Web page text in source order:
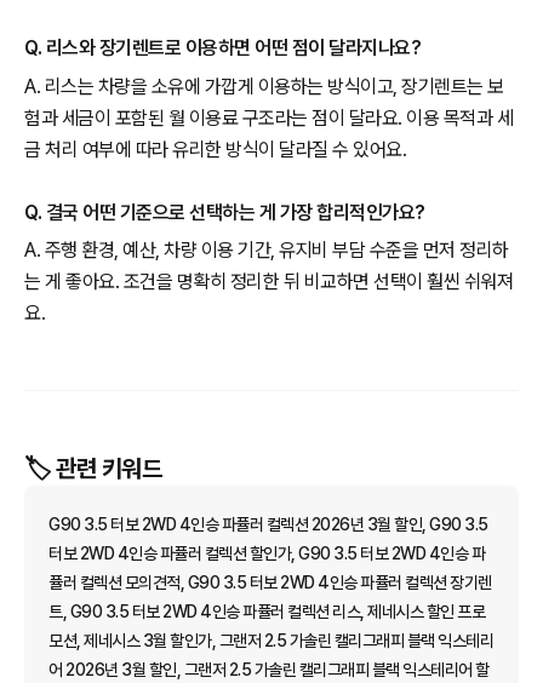
Q. 리스와 장기렌트로 이용하면 어떤 점이 달라지나요?
A. 리스는 차량을 소유에 가깝게 이용하는 방식이고, 장기렌트는 보
험과 세금이 포함된 월 이용료 구조라는 점이 달라요. 이용 목적과 세
금 처리 여부에 따라 유리한 방식이 달라질 수 있어요.
Q. 결국 어떤 기준으로 선택하는 게 가장 합리적인가요?
A. 주행 환경, 예산, 차량 이용 기간, 유지비 부담 수준을 먼저 정리하
는 게 좋아요. 조건을 명확히 정리한 뒤 비교하면 선택이 훨씬 쉬워져
요.
🏷️ 관련 키워드
G90 3.5 터보 2WD 4인승 파퓰러 컬렉션 2026년 3월 할인, G90 3.5
터보 2WD 4인승 파퓰러 컬렉션 할인가, G90 3.5 터보 2WD 4인승 파
퓰러 컬렉션 모의견적, G90 3.5 터보 2WD 4인승 파퓰러 컬렉션 장기렌
트, G90 3.5 터보 2WD 4인승 파퓰러 컬렉션 리스, 제네시스 할인 프로
모션, 제네시스 3월 할인가, 그랜저 2.5 가솔린 캘리그래피 블랙 익스테리
어 2026년 3월 할인, 그랜저 2.5 가솔린 캘리그래피 블랙 익스테리어 할